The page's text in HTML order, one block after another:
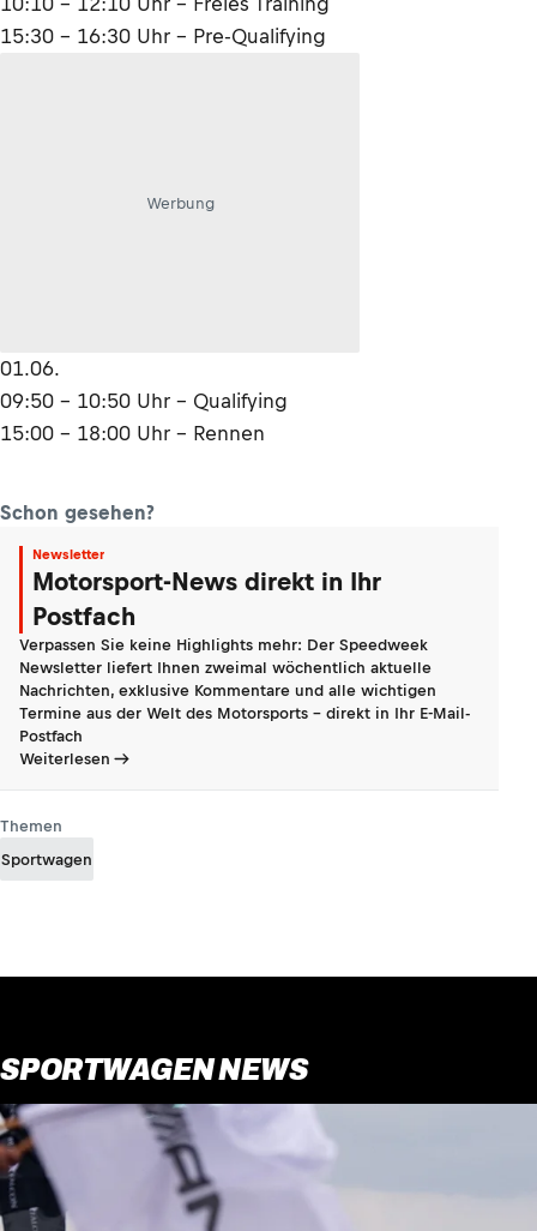
15:30 – 16:30 Uhr – Pre-Qualifying
Werbung
01.06.
09:50 – 10:50 Uhr – Qualifying
15:00 – 18:00 Uhr – Rennen
Schon gesehen?
Newsletter
Motorsport-News direkt in Ihr
Postfach
Verpassen Sie keine Highlights mehr: Der Speedweek
Newsletter liefert Ihnen zweimal wöchentlich aktuelle
Nachrichten, exklusive Kommentare und alle wichtigen
Termine aus der Welt des Motorsports - direkt in Ihr E-Mail-
Postfach
Weiterlesen
Themen
Sportwagen
SPORTWAGEN NEWS